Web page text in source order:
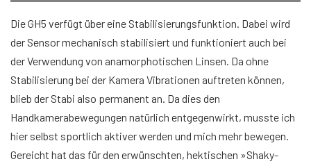
Die GH5 verfügt über eine Stabilisierungsfunktion. Dabei wird
der Sensor mechanisch stabilisiert und funktioniert auch bei
der Verwendung von anamorphotischen Linsen. Da ohne
Stabilisierung bei der Kamera Vibrationen auftreten können,
blieb der Stabi also permanent an. Da dies den
Handkamerabewegungen natürlich entgegenwirkt, musste ich
hier selbst sportlich aktiver werden und mich mehr bewegen.
Gereicht hat das für den erwünschten, hektischen »Shaky-